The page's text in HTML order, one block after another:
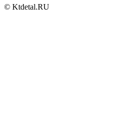
© Ktdetal.RU